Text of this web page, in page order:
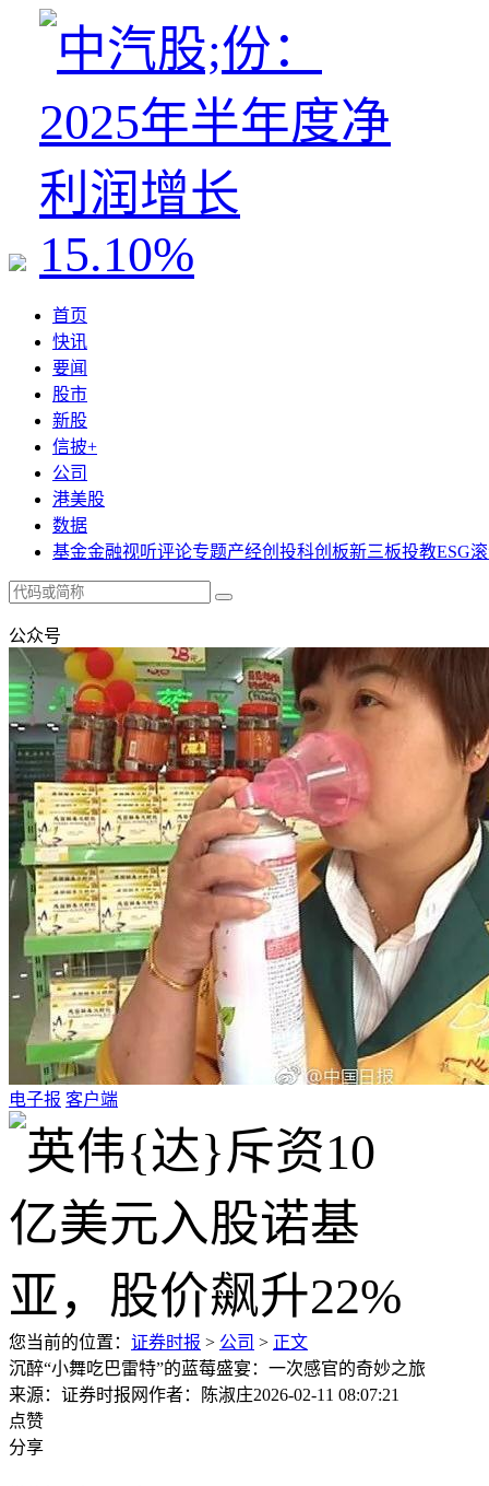
首页
快讯
要闻
股市
新股
信披+
公司
港美股
数据
基金金融视听评论专题产经创投科创板新三板投教ESG
公众号
电子报 客户端
您当前的位置： 证券时报 > 公司 > 正文
沉醉“小舞吃巴雷特”的蓝莓盛宴：一次感官的奇妙之旅
来源：证券时报网作者：陈淑庄2026-02-11 08:07:21
点赞
分享